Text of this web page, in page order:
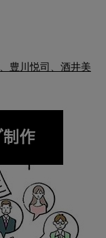
豊川悦司、酒井美